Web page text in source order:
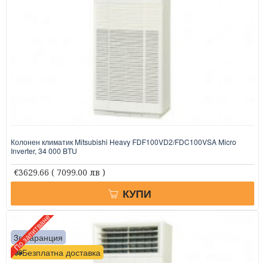
Колонен климатик Mitsubishi Heavy FDF100VD2/FDC100VSA Micro
Inverter, 34 000 BTU
€3629.66 ( 7099.00 лв )
КУПИ
Безплатна доставка
3г. гаранция
По запитване